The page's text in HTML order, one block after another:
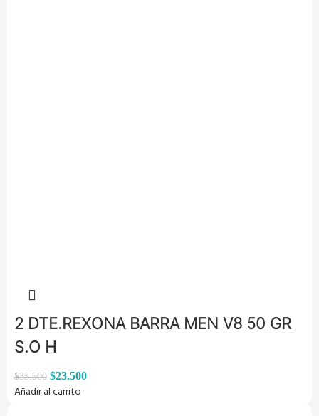
2 DTE.REXONA BARRA MEN V8 50 GR
S.O H
$33.500 $23.500
Añadir al carrito